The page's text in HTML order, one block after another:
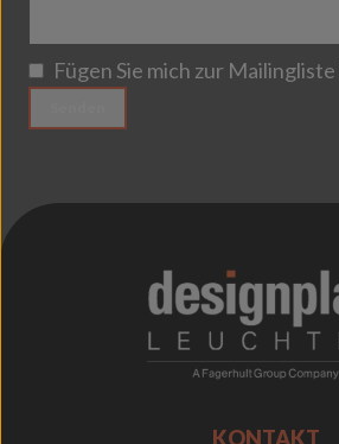
Fügen Sie mich zur Mailingliste
KONTAKT